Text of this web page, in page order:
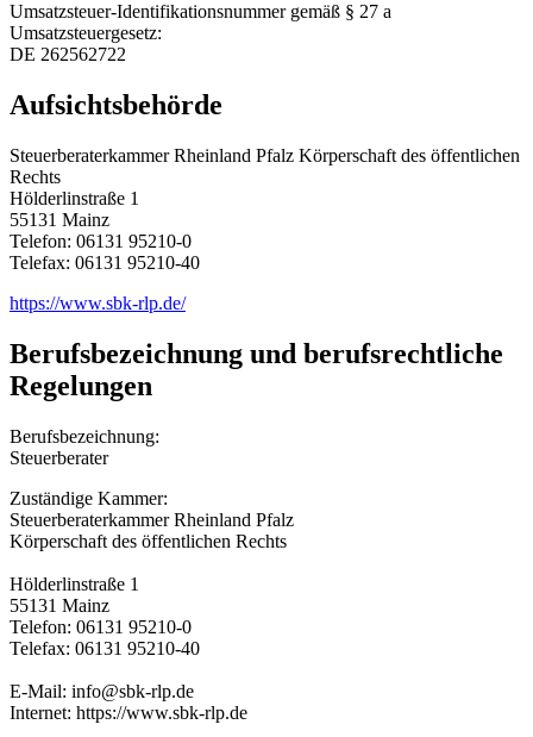
Umsatzsteuer-Identifikationsnummer gemäß § 27 a
Umsatzsteuergesetz:
DE 262562722
Aufsichtsbehörde
Steuerberaterkammer Rheinland Pfalz Körperschaft des öffentlichen
Rechts
Hölderlinstraße 1
55131 Mainz
Telefon: 06131 95210-0
Telefax: 06131 95210-40
https://www.sbk-rlp.de/
Berufsbezeichnung und berufsrechtliche
Regelungen
Berufsbezeichnung:
Steuerberater
Zuständige Kammer:
Steuerberaterkammer Rheinland Pfalz
Körperschaft des öffentlichen Rechts
Hölderlinstraße 1
55131 Mainz
Telefon: 06131 95210-0
Telefax: 06131 95210-40
E-Mail: info@sbk-rlp.de
Internet: https://www.sbk-rlp.de